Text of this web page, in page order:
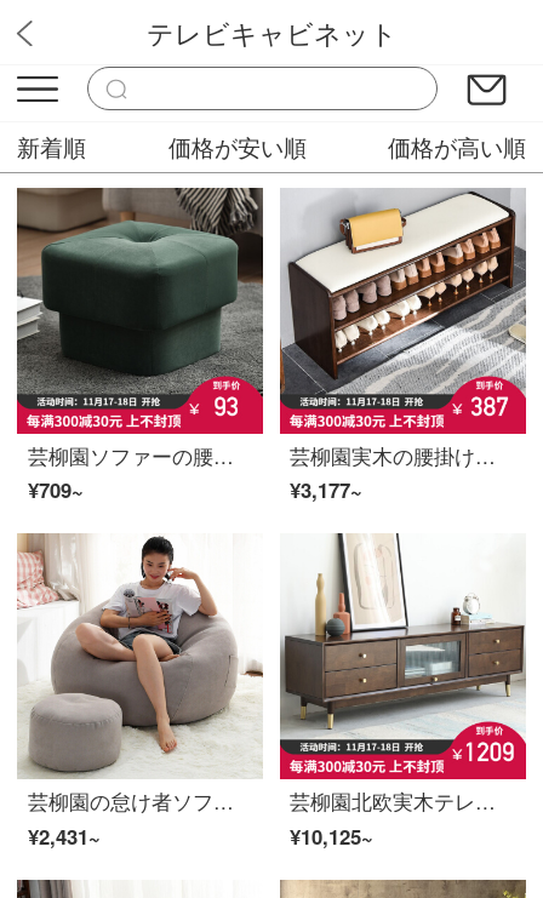
ファッション家具販売店
テレビキャビネット
新着順 価格が安い順 価格が高い順
芸柳園ソファーの腰掛けのリビングルームの部屋は靴の腰掛けを変えて腰掛けを踏みます。
¥709~
芸柳園実木の腰掛けは家の入り口で靴の腰掛けを交換します。北欧の長い腰掛けは靴の腰掛けを交換します。
¥3,177~
芸柳園の怠け者ソファーの豆袋eppシングル寝椅子の寝室のベランダの小さいソファーのレジャー椅子の小さい部屋型の畳の椅子の紳士の灰の90 X 120 CM
¥2,431~
芸柳園北欧実木テレビキャビネット現代簡単実木客間小型テレビキャビネット客間の家庭用キャビネット【銅素タイプ】テレビキャビネット1.5メートル
¥10,125~